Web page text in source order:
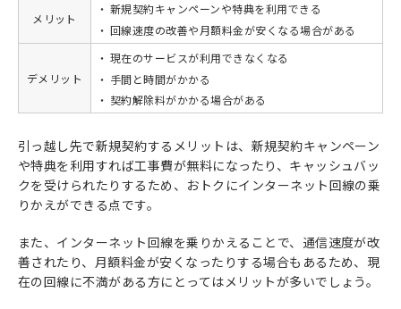
メリット
新規契約キャンペーンや特典を利用できる
回線速度の改善や月額料金が安くなる場合がある
デメリット
現在のサービスが利用できなくなる
手間と時間がかかる
契約解除料がかかる場合がある
引っ越し先で新規契約するメリットは、新規契約キャンペーン
や特典を利用すれば工事費が無料になったり、キャッシュバッ
クを受けられたりするため、おトクにインターネット回線の乗
りかえができる点です。
また、インターネット回線を乗りかえることで、通信速度が改
善されたり、月額料金が安くなったりする場合もあるため、現
在の回線に不満がある方にとってはメリットが多いでしょう。